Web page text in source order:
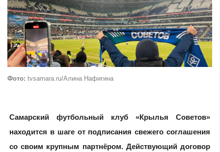
Фото: tvsamara.ru/Алина Нафигина
Самарский футбольный клуб «Крылья Советов»
находится в шаге от подписания свежего соглашения
со своим крупным партнёром. Действующий договор